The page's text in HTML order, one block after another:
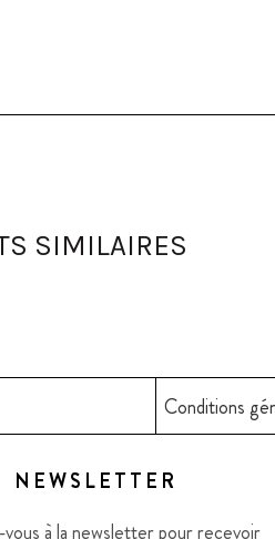
SIMILAIRES
Conditions
NEWSLETTER
à la newsletter pour recevoir